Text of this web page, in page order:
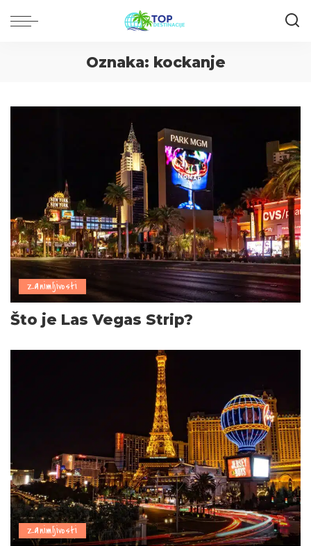
Oznaka: kockanje
Zanimljivosti
Što je Las Vegas Strip?
Zanimljivosti